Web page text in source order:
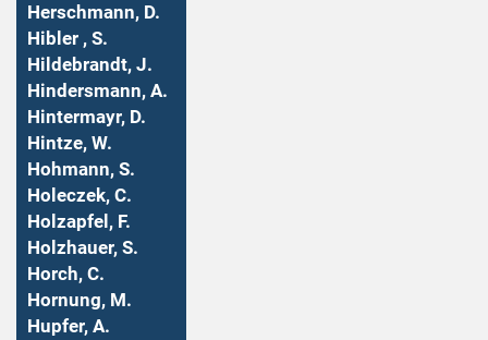
Herschmann, D.
Hibler , S.
Hildebrandt, J.
Hindersmann, A.
Hintermayr, D.
Hintze, W.
Hohmann, S.
Holeczek, C.
Holzapfel, F.
Holzhauer, S.
Horch, C.
Hornung, M.
Hupfer, A.